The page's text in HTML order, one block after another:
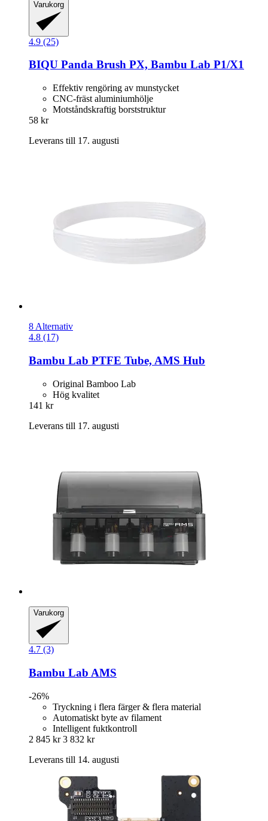
Varukorg
4.9 (25)
BIQU Panda Brush PX, Bambu Lab P1/X1
Effektiv rengöring av munstycket
CNC-fräst aluminiumhölje
Motståndskraftig borststruktur
58 kr
Leverans till 17. augusti
8 Alternativ
4.8 (17)
Bambu Lab PTFE Tube, AMS Hub
Original Bamboo Lab
Hög kvalitet
141 kr
Leverans till 17. augusti
Varukorg
4.7 (3)
Bambu Lab AMS
-26%
Tryckning i flera färger & flera material
Automatiskt byte av filament
Intelligent fuktkontroll
2 845 kr 3 832 kr
Leverans till 14. augusti